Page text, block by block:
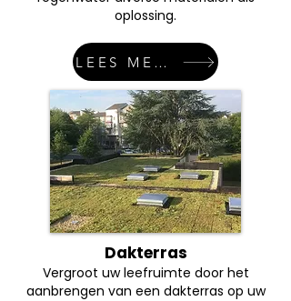
oplossing.
LEES MEER
Dakterras
Vergroot uw leefruimte door het
aanbrengen van een dakterras op uw